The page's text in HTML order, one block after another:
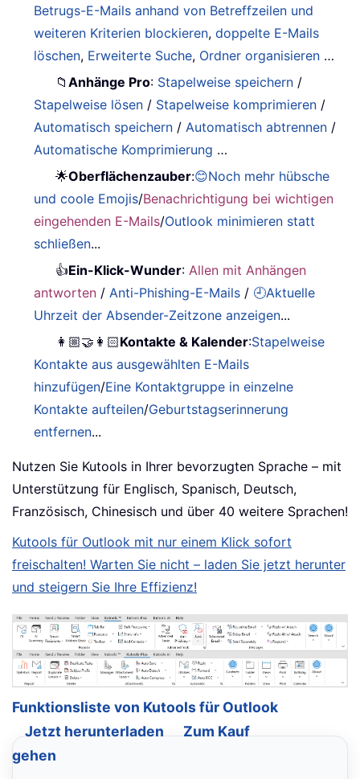
Betrugs-E-Mails anhand von Betreffzeilen und
weiteren Kriterien blockieren,doppelte E-Mails
löschen, Erweiterte Suche, Ordner organisieren …
📁Anhänge Pro: Stapelweise speichern /
Stapelweise lösen / Stapelweise komprimieren /
Automatisch speichern /Automatisch abtrennen /
Automatische Komprimierung …
🌟Oberflächenzauber:😊Noch mehr hübsche
und coole Emojis/Benachrichtigung bei wichtigen
eingehenden E-Mails/Outlook minimieren statt
schließen...
👍Ein-Klick-Wunder:Allen mit Anhängen
antworten /Anti-Phishing-E-Mails / 🕘Aktuelle
Uhrzeit der Absender-Zeitzone anzeigen...
👩🏼‍🤝‍👩🏻Kontakte & Kalender:Stapelweise
Kontakte aus ausgewählten E-Mails
hinzufügen/Eine Kontaktgruppe in einzelne
Kontakte aufteilen/Geburtstagserinnerung
entfernen...
Nutzen Sie Kutools in Ihrer bevorzugten Sprache – mit
Unterstützung für Englisch, Spanisch, Deutsch,
Französisch, Chinesisch und über 40 weitere Sprachen!
Kutools für Outlook mit nur einem Klick sofort
freischalten! Warten Sie nicht – laden Sie jetzt herunter
und steigern Sie Ihre Effizienz!
Funktionsliste von Kutools für Outlook
Jetzt herunterladen
Zum Kauf
gehen